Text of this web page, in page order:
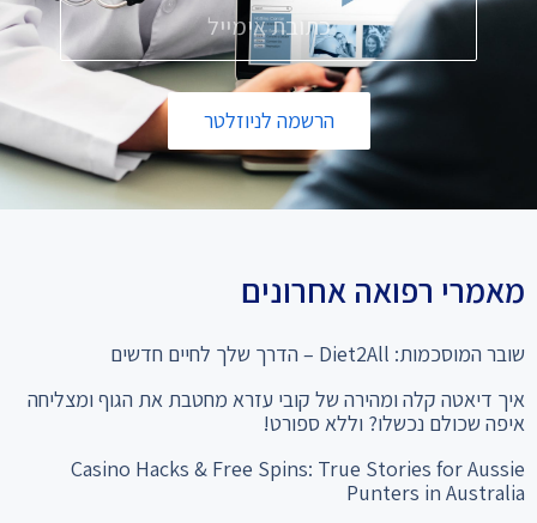
הרשמה לניוזלטר
מאמרי רפואה אחרונים
שובר המוסכמות: Diet2All – הדרך שלך לחיים חדשים
איך דיאטה קלה ומהירה של קובי עזרא מחטבת את הגוף ומצליחה
איפה שכולם נכשלו? וללא ספורט!
Casino Hacks & Free Spins: True Stories for Aussie
Punters in Australia